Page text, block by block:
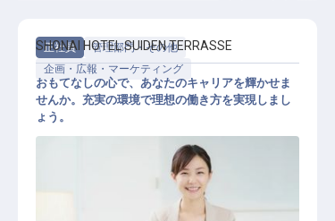
正社員
管理部門・その他
企画・広報・マーケティング
SHONAI HOTEL SUIDEN TERRASSE
おもてなしの心で、あなたのキャリアを輝かせま
せんか。充実の環境で理想の働き方を実現しまし
ょう。